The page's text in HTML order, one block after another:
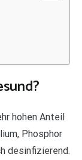
hohen Anteil
Phosphor
desinfizierend.